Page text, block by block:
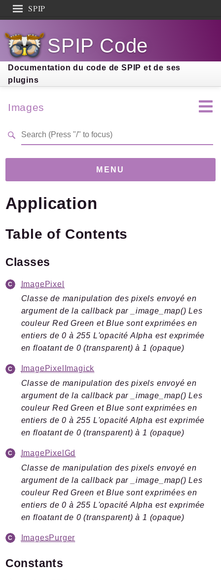
SPIP
Documentation
Contribution
Entraide
Découverte
SPIP Code
Documentation du code de SPIP et de ses
plugins
Images
MENU
Version 5.0.1(cca85a1)
Plugins.spip.net
Spip / Cli
Command
Packages
Application
Reports
Deprecated
Errors
Markers
Indices
Files
Documentation générée le 20 06 2026 à 08h15
Application
Table of Contents
Classes
ImagePixel
Classe de manipulation des pixels envoyé en
argument de la callback par _image_map() Les
couleur Red Green et Blue sont exprimées en
entiers de 0 à 255 L'opacité Alpha est exprimée
en floatant de 0 (transparent) à 1 (opaque)
ImagePixelImagick
Classe de manipulation des pixels envoyé en
argument de la callback par _image_map() Les
couleur Red Green et Blue sont exprimées en
entiers de 0 à 255 L'opacité Alpha est exprimée
en floatant de 0 (transparent) à 1 (opaque)
ImagePixelGd
Classe de manipulation des pixels envoyé en
argument de la callback par _image_map() Les
couleur Red Green et Blue sont exprimées en
entiers de 0 à 255 L'opacité Alpha est exprimée
en floatant de 0 (transparent) à 1 (opaque)
ImagesPurger
Constants
Search results